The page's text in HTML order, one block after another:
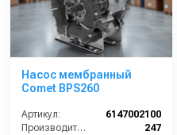
Насос мембранный
Comet ВPS260
Артикул:
6147002100
Производительность (л/мин):
247